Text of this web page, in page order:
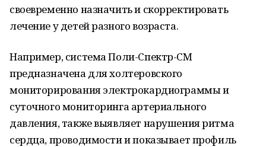
своевременно назначить и скорректировать
лечение у детей разного возраста.
Например, система Поли-Спектр-СМ
предназначена для холтеровского
мониторирования электрокардиограммы и
суточного мониторинга артериального
давления, также выявляет нарушения ритма
сердца, проводимости и показывает профиль